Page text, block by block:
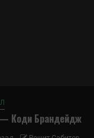
Коди Брандейдж